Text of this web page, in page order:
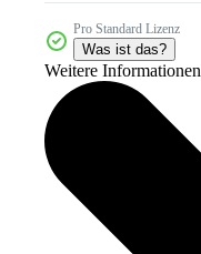
Pro Standard Lizenz
Was ist das?
Weitere Informationen